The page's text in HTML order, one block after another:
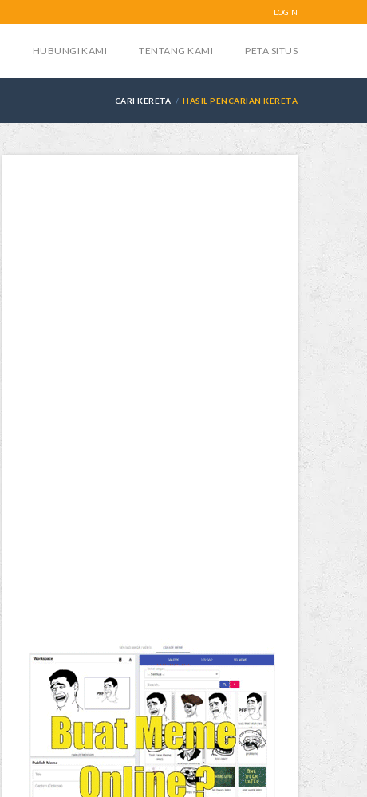
LOGIN
HUBUNGI KAMI TENTANG KAMI PETA SITUS
CARI KERETA HASIL PENCARIAN KERETA